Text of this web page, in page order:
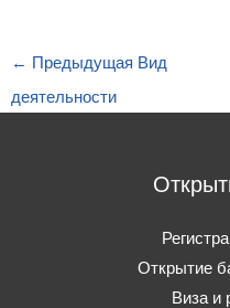
← Предыдущая Вид
деятельности
Открытие
Виза и